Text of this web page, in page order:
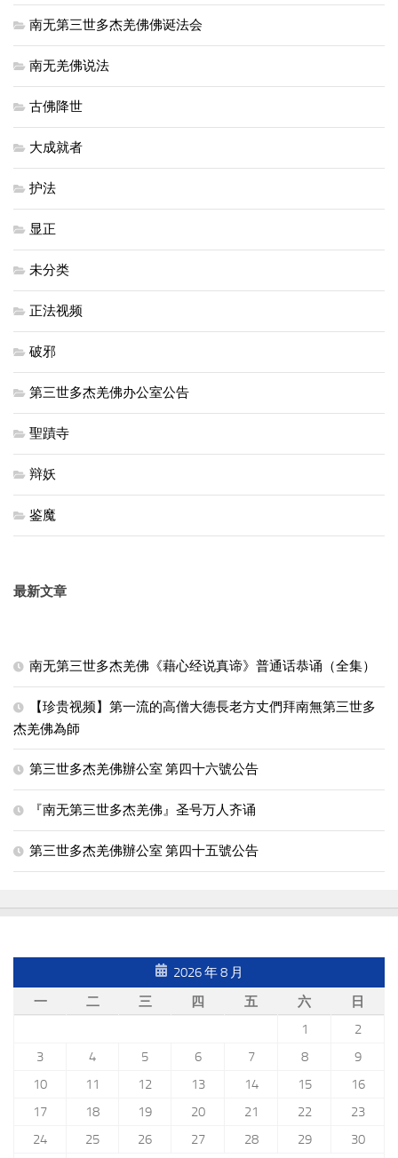
南无第三世多杰羌佛佛诞法会
南无羌佛说法
古佛降世
大成就者
护法
显正
未分类
正法视频
破邪
第三世多杰羌佛办公室公告
聖蹟寺
辩妖
鉴魔
最新文章
南无第三世多杰羌佛《藉心经说真谛》普通话恭诵（全集）
【珍贵视频】第一流的高僧大德長老方丈們拜南無第三世多
杰羌佛為師
第三世多杰羌佛辦公室 第四十六號公告
『南无第三世多杰羌佛』圣号万人齐诵
第三世多杰羌佛辦公室 第四十五號公告
2026 年 8 月
一
二 三 四 五 六
日
1
2
3
4 5 6 7 8
9
10
11 12 13 14 15
16
17
18 19 20 21 22
23
24
25 26 27 28 29 30